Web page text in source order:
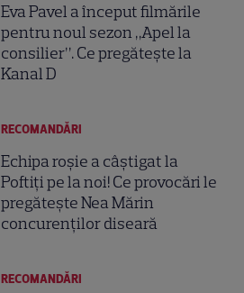
Eva Pavel a început filmările
pentru noul sezon „Apel la
consilier”. Ce pregătește la
Kanal D
RECOMANDĂRI
Echipa roșie a câștigat la
Poftiți pe la noi! Ce provocări le
pregătește Nea Mărin
concurenților diseară
RECOMANDĂRI